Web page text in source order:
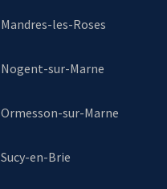
Mandres-les-Roses
Nogent-sur-Marne
Ormesson-sur-Marne
Sucy-en-Brie